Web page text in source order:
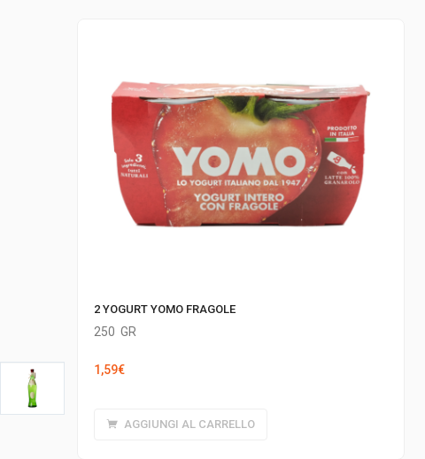
2 YOGURT YOMO FRAGOLE
250 GR
1,59€
AGGIUNGI AL CARRELLO